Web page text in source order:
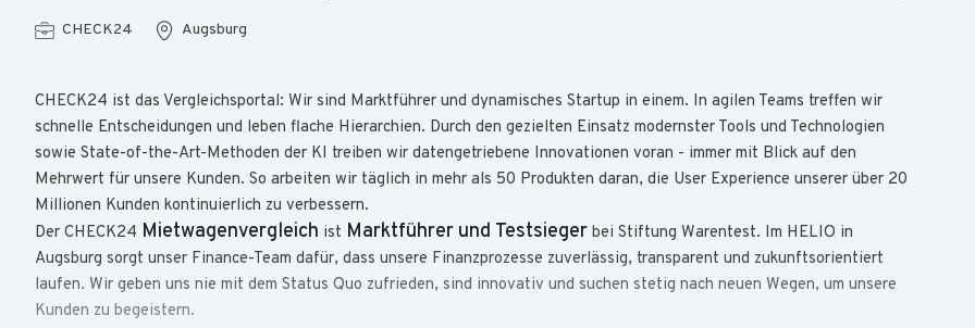
CHECK24 Augsburg
CHECK24 ist das Vergleichsportal: Wir sind Marktführer und dynamisches Startup in einem. In agilen Teams treffen wir
schnelle Entscheidungen und leben flache Hierarchien. Durch den gezielten Einsatz modernster Tools und Technologien
sowie State-of-the-Art-Methoden der KI treiben wir datengetriebene Innovationen voran - immer mit Blick auf den
Mehrwert für unsere Kunden. So arbeiten wir täglich in mehr als 50 Produkten daran, die User Experience unserer über 20
Millionen Kunden kontinuierlich zu verbessern.
Der CHECK24 Mietwagenvergleich ist Marktführer und Testsieger bei Stiftung Warentest. Im HELIO in
Augsburg sorgt unser Finance-Team dafür, dass unsere Finanzprozesse zuverlässig, transparent und zukunftsorientiert
laufen. Wir geben uns nie mit dem Status Quo zufrieden, sind innovativ und suchen stetig nach neuen Wegen, um unsere
Kunden zu begeistern.